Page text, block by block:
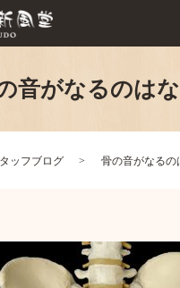
音がなるのは
ッフブログ 骨の音がなるの